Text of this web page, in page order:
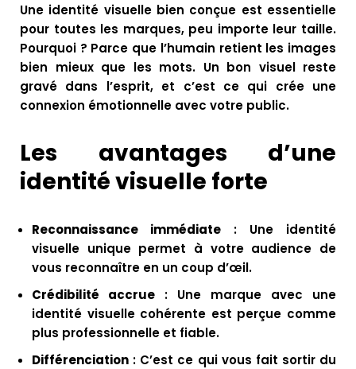
Une identité visuelle bien conçue est essentielle
pour toutes les marques, peu importe leur taille.
Pourquoi ? Parce que l’humain retient les images
bien mieux que les mots. Un bon visuel reste
gravé dans l’esprit, et c’est ce qui crée une
connexion émotionnelle avec votre public.
Les avantages d’une
identité visuelle forte
Reconnaissance immédiate : Une identité
visuelle unique permet à votre audience de
vous reconnaître en un coup d’œil.
Crédibilité accrue : Une marque avec une
identité visuelle cohérente est perçue comme
plus professionnelle et fiable.
Différenciation : C’est ce qui vous fait sortir du